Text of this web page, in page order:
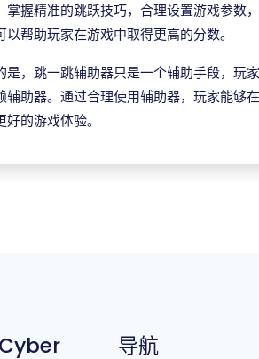
握精准的跳跃技巧，合理设置游戏参数
帮助玩家在游戏中取得更高的分数。
是，跳一跳辅助器只是一个辅助手段，玩
辅助器。通过合理使用辅助器，玩家能够
的游戏体验。
导航